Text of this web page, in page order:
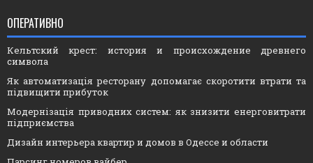
ОПЕРАТИВНО
Кельтский крест: история и происхождение древнего
символа
Як автоматизація ресторану допомагає скоротити втрати та
підвищити прибуток
Модернізація приводних систем: як знизити енерговитрати
підприємства
Дизайн интерьера квартир и домов в Одессе и области